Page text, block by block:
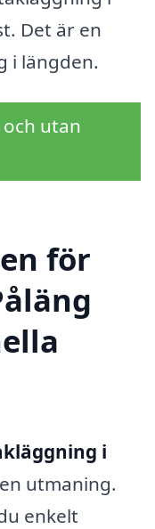
Det är en
i längden.
utan
för
i
utmaning.
enkelt